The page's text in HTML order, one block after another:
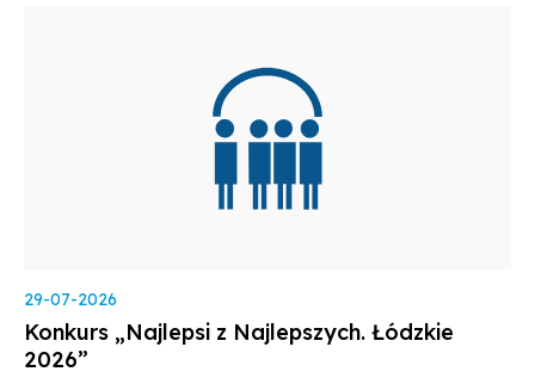
29-07-2026
Konkurs „Najlepsi z Najlepszych. Łódzkie
2026”